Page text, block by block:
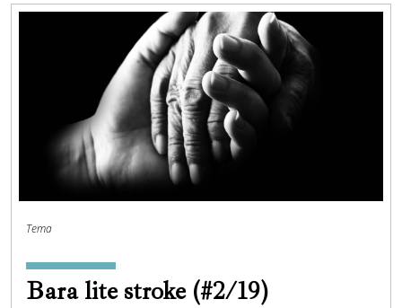
Tema
Bara lite stroke (#2/19)